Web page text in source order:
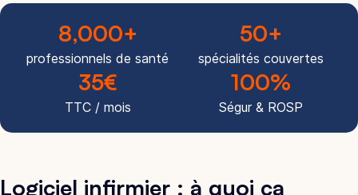
professionnels de santé
8,000+
spécialités couvertes
50+
TTC / mois
35€
Ségur & ROSP
100%
Logiciel infirmier : à quoi ça